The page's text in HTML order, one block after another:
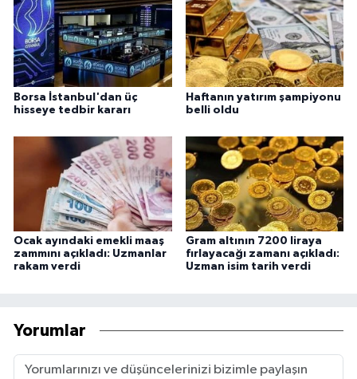
Borsa İstanbul'dan üç
hisseye tedbir kararı
Haftanın yatırım şampiyonu
belli oldu
Ocak ayındaki emekli maaş
zammını açıkladı: Uzmanlar
rakam verdi
Gram altının 7200 liraya
fırlayacağı zamanı açıkladı:
Uzman isim tarih verdi
Yorumlar